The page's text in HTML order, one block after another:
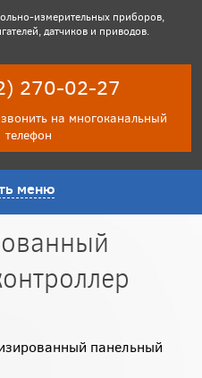
измерительных приборов,
датчиков и приводов.
270-02-27
на многоканальный
телефон
меню
панельный